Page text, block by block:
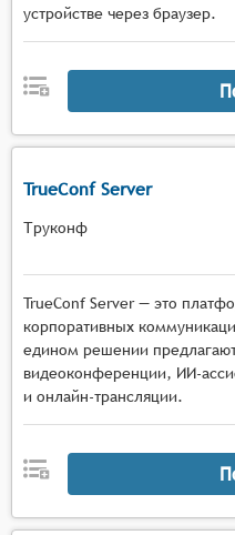
устройстве через браузер.
TrueConf Server
Труконф
TrueConf Server — это
корпоративных
едином решении
видеоконференции, ИИ-
и онлайн-трансляции.